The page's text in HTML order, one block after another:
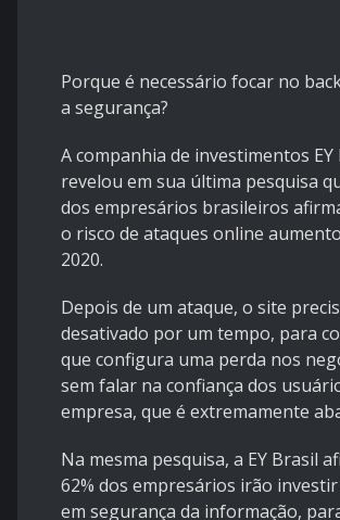
Porque é necessário focar no
a segurança?
A companhia de investimentos EY
revelou em sua última pesquisa
dos empresários brasileiros
o risco de ataques online
2020.
Depois de um ataque, o site
desativado por um tempo, para
que configura uma perda nos
sem falar na confiança dos
empresa, que é extremamente
Na mesma pesquisa, a EY Brasil
62% dos empresários irão
em segurança da informação,